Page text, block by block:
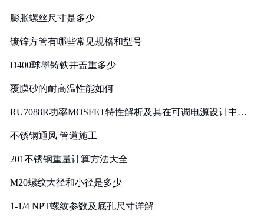
膨胀螺丝尺寸是多少
镀锌方管有哪些常见规格和型号
D400球墨铸铁井盖重多少
覆膜砂的耐高温性能如何
RU7088R功率MOSFET特性解析及其在可调电源设计中的
不锈钢通风 管道施工
201不锈钢重量计算方法大全
M20螺纹大径和小径是多少
1-1/4 NPT螺纹参数及底孔尺寸详解